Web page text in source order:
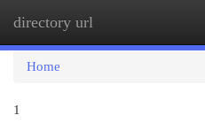
directory url
Home
1